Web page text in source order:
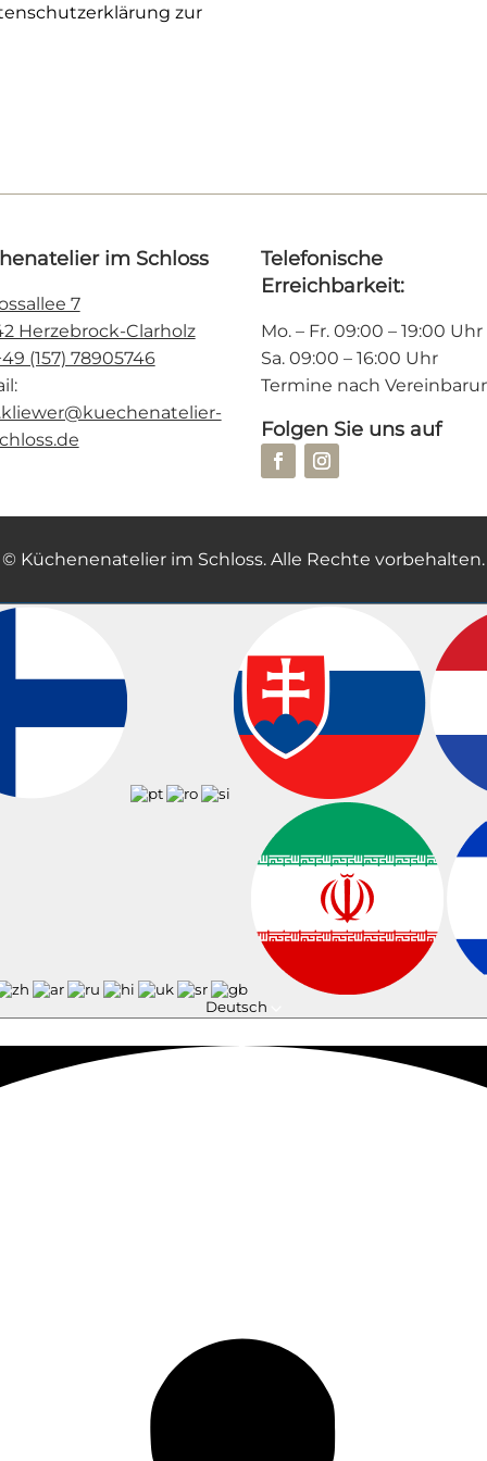
zur
im Schloss
7
Herzebrock-Clarholz
(157) 78905746
Telefonische
Erreichbarkeit:
Mo. – Fr. 09:00 – 19:00 Uhr
Sa. 09:00 – 16:00 Uhr
Termine nach
Folgen Sie uns auf
© Küchenenatelier im Schloss. Alle Rechte vorbehalten.
Deutsch